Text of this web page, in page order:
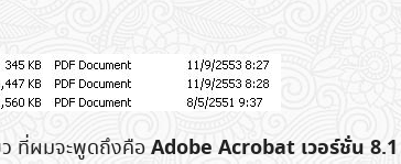
ว ที่ผมจะพูดถึงคือAdobe Acrobat เวอร์ชั่น 8.1